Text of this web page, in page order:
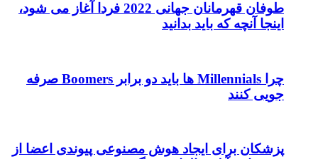
طوفان قهرمانان جهانی 2022 فردا آغاز می شود،
اینجا آنچه که باید بدانید
چرا Millennials ها باید دو برابر Boomers صرفه
جویی کنند
پزشکان برای ایجاد هوش مصنوعی پیوندی اعضا از